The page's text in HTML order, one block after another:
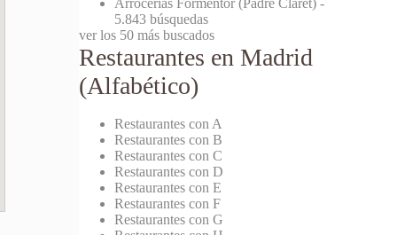
5.843 búsquedas
ver los 50 más buscados
Restaurantes en Madrid
(Alfabético)
Restaurantes con A
Restaurantes con B
Restaurantes con C
Restaurantes con D
Restaurantes con E
Restaurantes con F
Restaurantes con G